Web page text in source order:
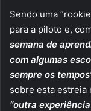
Sendo uma
para a piloto e,
semana de
com algumas
sempre os
sobre esta estreia
“outra